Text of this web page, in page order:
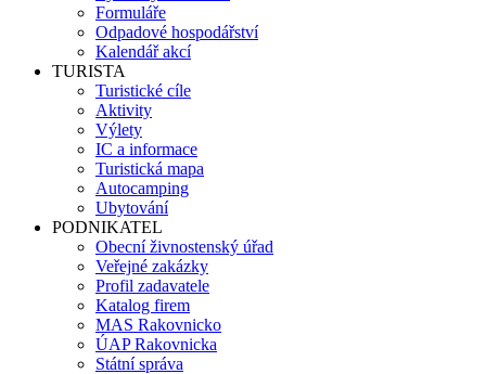
Formuláře
Odpadové hospodářství
Kalendář akcí
TURISTA
Turistické cíle
Aktivity
Výlety
IC a informace
Turistická mapa
Autocamping
Ubytování
PODNIKATEL
Obecní živnostenský úřad
Veřejné zakázky
Profil zadavatele
Katalog firem
MAS Rakovnicko
ÚAP Rakovnicka
Státní správa